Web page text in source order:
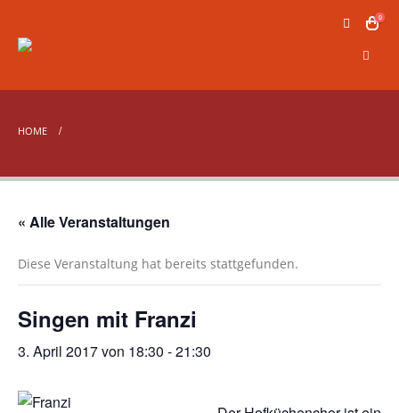
0
HOME
« Alle Veranstaltungen
Diese Veranstaltung hat bereits stattgefunden.
Singen mit Franzi
3. April 2017 von 18:30 -21:30